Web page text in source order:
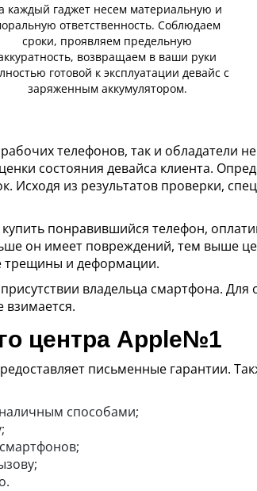
каждый гаджет несем материальную и
ответственность. Соблюдаем
сроки, проявляем предельную
возвращаем в ваши руки
готовой к эксплуатации девайс с
заряженным аккумулятором.
телефонов, так и обладатели
состояния девайса клиента.
из результатов проверки,
понравившийся телефон,
он имеет повреждений, тем выше
трещины и деформации.
владельца смартфона. Для
взимается.
центра Apple№1
письменные гарантии.
способами;